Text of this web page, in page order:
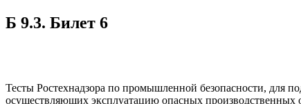
Б 9.3. Билет 6
Тесты Ростехнадзора по промышленной безопасности, для
осуществляющих эксплуатацию опасных производственных